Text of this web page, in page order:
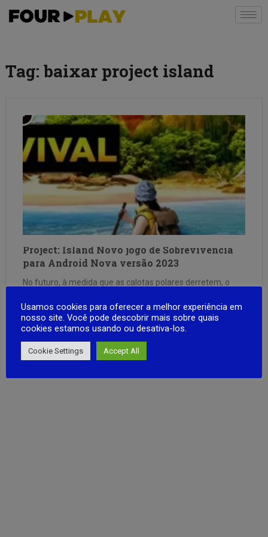
Tag: baixar project island
Project: Island Novo jogo de Sobrevivencia
para Android Nova versão 2023
No futuro, à medida que as calotas polares derretem, o
separado em várias ilhas.Os sobreviventes devem se
adaptar a este novo mundo: Island World Flutue no mar em
FULL ARTICLE
Usamos cookies para oferecer a melhor experiência em
nosso site. Você pode descobrir mais sobre quais
cookies estamos usando ou desativa-los.
Cookie Settings Accept All